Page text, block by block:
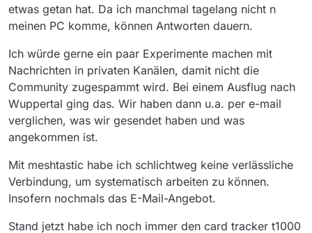
etwas getan hat. Da ich manchmal tagelang nicht n
meinen PC komme, können Antworten dauern.
Ich würde gerne ein paar Experimente machen mit
Nachrichten in privaten Kanälen, damit nicht die
Community zugespammt wird. Bei einem Ausflug nach
Wuppertal ging das. Wir haben dann u.a. per e-mail
verglichen, was wir gesendet haben und was
angekommen ist.
Mit meshtastic habe ich schlichtweg keine verlässliche
Verbindung, um systematisch arbeiten zu können.
Insofern nochmals das E-Mail-Angebot.
Stand jetzt habe ich noch immer den card tracker t1000